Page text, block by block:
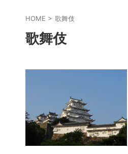
HOME > 歌舞伎
歌舞伎